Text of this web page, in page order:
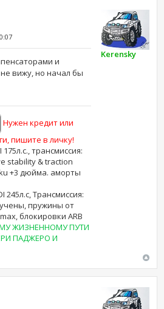
и
вижу, но начал бы
Нужен кредит или
пишите в личку!
175л.с., трансмиссия:
stability & traction
+3 дюйма. аморты
245л.с, Трансмиссия:
пружины от
блокировки ARB
ЖИЗНЕННОМУ ПУТИ
ПАДЖЕРО И
Kerensky